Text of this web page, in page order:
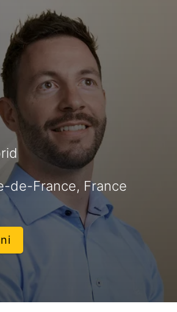
de-France, France